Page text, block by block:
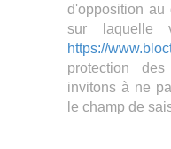
d'opposition au
sur laquelle
https://
protection
invitons à ne
le champ de